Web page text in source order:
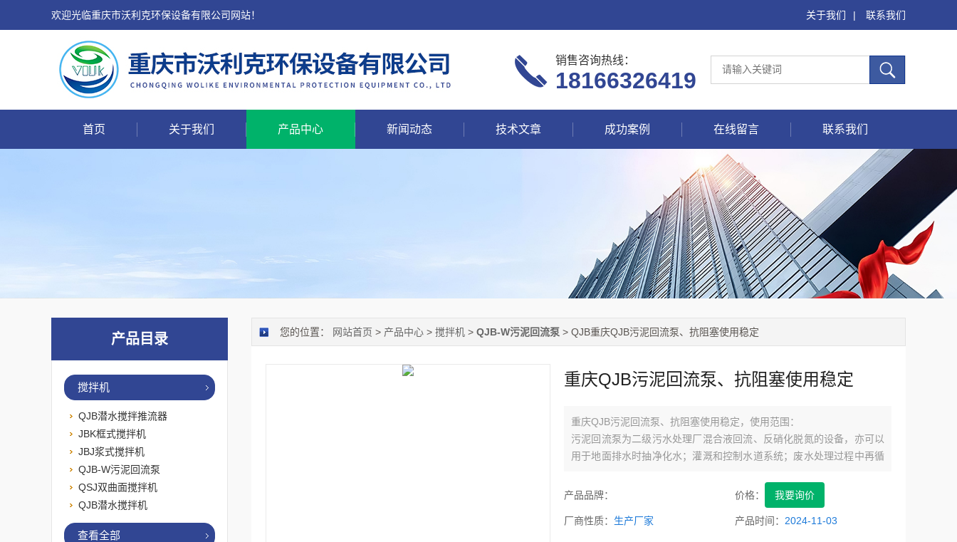
欢迎光临重庆市沃利克环保设备有限公司网站！ 关于我们 | 联系我们
销售咨询热线：
18166326419
首页 关于我们 产品中心 新闻动态 技术文章 成功案例 在线留言 联系我们
您的位置： 网站首页 > 产品中心 > 搅拌机 > QJB-W污泥回流泵 > QJB重庆QJB污泥回流泵、抗阻塞使用稳定
重庆QJB污泥回流泵、抗阻塞使用稳定
重庆QJB污泥回流泵、抗阻塞使用稳定，使用范围：
污泥回流泵为二级污水处理厂混合液回流、反硝化脱氮的设备，亦可以
用于地面排水时抽净化水；灌溉和控制水道系统；废水处理过程中再循
产品品牌：
价格： 我要询价
厂商性质： 生产厂家 产品时间： 2024-11-03
产品目录
搅拌机
QJB潜水搅拌推流器
JBK框式搅拌机
JBJ浆式搅拌机
QJB-W污泥回流泵
QSJ双曲面搅拌机
QJB潜水搅拌机
查看全部